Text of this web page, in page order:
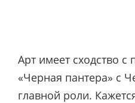
Арт имеет сходство
«Черная пантера» с
главной роли.